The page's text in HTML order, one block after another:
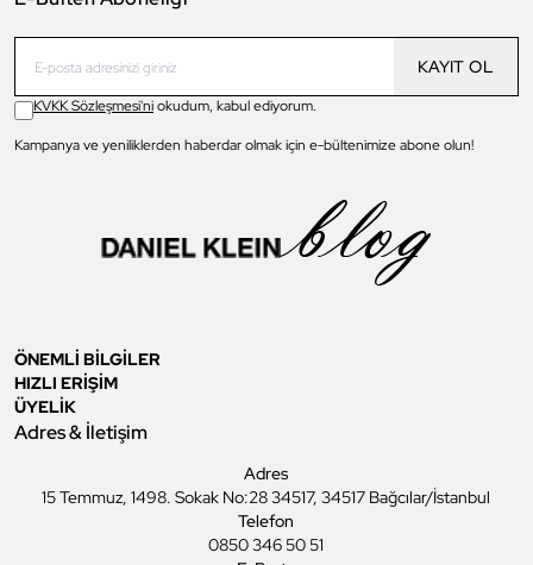
KAYIT OL
KVKK Sözleşmesi'niokudum, kabul ediyorum.
Kampanya ve yeniliklerden haberdar olmak için e-bültenimize abone olun!
ÖNEMLİ BİLGİLER
HIZLI ERİŞİM
ÜYELİK
Adres & İletişim
Adres
15 Temmuz, 1498. Sokak No:28 34517, 34517 Bağcılar/İstanbul
Telefon
0850 346 50 51